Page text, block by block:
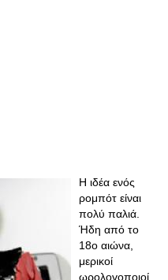
Η ιδέα ενός
ρομπότ είναι
πολύ παλιά.
Ήδη από το
18ο αιώνα,
μερικοί
ωρολογοποιοί